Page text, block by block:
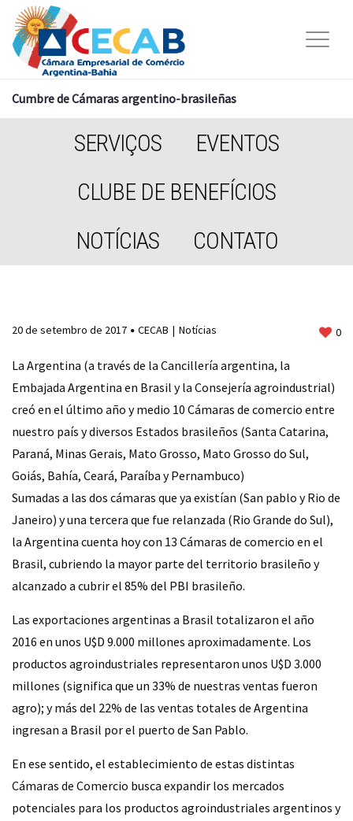
Cumbre de Cámaras argentino-brasileñas
SERVIÇOS
EVENTOS
CLUBE DE BENEFÍCIOS
NOTÍCIAS
CONTATO
20 de setembro de 2017 CECAB Notícias 0
La Argentina (a través de la Cancillería argentina, la
Embajada Argentina en Brasil y la Consejería agroindustrial)
creó en el último año y medio 10 Cámaras de comercio entre
nuestro país y diversos Estados brasileños (Santa Catarina,
Paraná, Minas Gerais, Mato Grosso, Mato Grosso do Sul,
Goiás, Bahía, Ceará, Paraíba y Pernambuco)
Sumadas a las dos cámaras que ya existían (San pablo y Rio de
Janeiro) y una tercera que fue relanzada (Rio Grande do Sul),
la Argentina cuenta hoy con 13 Cámaras de comercio en el
Brasil, cubriendo la mayor parte del territorio brasileño y
alcanzado a cubrir el 85% del PBI brasileño.
Las exportaciones argentinas a Brasil totalizaron el año
2016 en unos U$D 9.000 millones aproximadamente. Los
productos agroindustriales representaron unos U$D 3.000
millones (significa que un 33% de nuestras ventas fueron
agro); y más del 22% de las ventas totales de Argentina
ingresan a Brasil por el puerto de San Pablo.
En ese sentido, el establecimiento de estas distintas
Cámaras de Comercio busca expandir los mercados
potenciales para los productos agroindustriales argentinos y